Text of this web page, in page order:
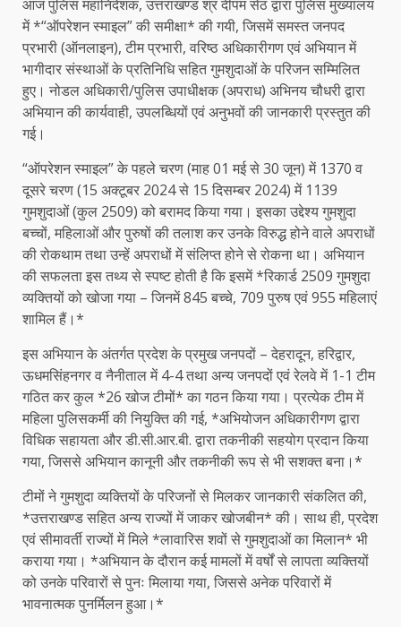
आज पुलिस महानिदेशक, उत्तराखण्ड श्र दीपम सेठ द्वारा पुलिस मुख्यालय
में *“ऑपरेशन स्माइल” की समीक्षा* की गयी, जिसमें समस्त जनपद
प्रभारी (ऑनलाइन), टीम प्रभारी, वरिष्ठ अधिकारीगण एवं अभियान में
भागीदार संस्थाओं के प्रतिनिधि सहित गुमशुदाओं के परिजन सम्मिलित
हुए। नोडल अधिकारी/पुलिस उपाधीक्षक (अपराध) अभिनय चौधरी द्वारा
अभियान की कार्यवाही, उपलब्धियों एवं अनुभवों की जानकारी प्रस्तुत की
गई।
“ऑपरेशन स्माइल” के पहले चरण (माह 01 मई से 30 जून) में 1370 व
दूसरे चरण (15 अक्टूबर 2024 से 15 दिसम्बर 2024) में 1139
गुमशुदाओं (कुल 2509) को बरामद किया गया। इसका उद्देश्य गुमशुदा
बच्चों, महिलाओं और पुरुषों की तलाश कर उनके विरुद्ध होने वाले अपराधों
की रोकथाम तथा उन्हें अपराधों में संलिप्त होने से रोकना था। अभियान
की सफलता इस तथ्य से स्पष्ट होती है कि इसमें *रिकार्ड 2509 गुमशुदा
व्यक्तियों को खोजा गया – जिनमें 845 बच्चे, 709 पुरुष एवं 955 महिलाएं
शामिल हैं।*
इस अभियान के अंतर्गत प्रदेश के प्रमुख जनपदों – देहरादून, हरिद्वार,
ऊधमसिंहनगर व नैनीताल में 4-4 तथा अन्य जनपदों एवं रेलवे में 1-1 टीम
गठित कर कुल *26 खोज टीमों* का गठन किया गया। प्रत्येक टीम में
महिला पुलिसकर्मी की नियुक्ति की गई, *अभियोजन अधिकारीगण द्वारा
विधिक सहायता और डी.सी.आर.बी. द्वारा तकनीकी सहयोग प्रदान किया
गया, जिससे अभियान कानूनी और तकनीकी रूप से भी सशक्त बना।*
टीमों ने गुमशुदा व्यक्तियों के परिजनों से मिलकर जानकारी संकलित की,
*उत्तराखण्ड सहित अन्य राज्यों में जाकर खोजबीन* की। साथ ही, प्रदेश
एवं सीमावर्ती राज्यों में मिले *लावारिस शवों से गुमशुदाओं का मिलान* भी
कराया गया। *अभियान के दौरान कई मामलों में वर्षों से लापता व्यक्तियों
को उनके परिवारों से पुनः मिलाया गया, जिससे अनेक परिवारों में
भावनात्मक पुनर्मिलन हुआ।*